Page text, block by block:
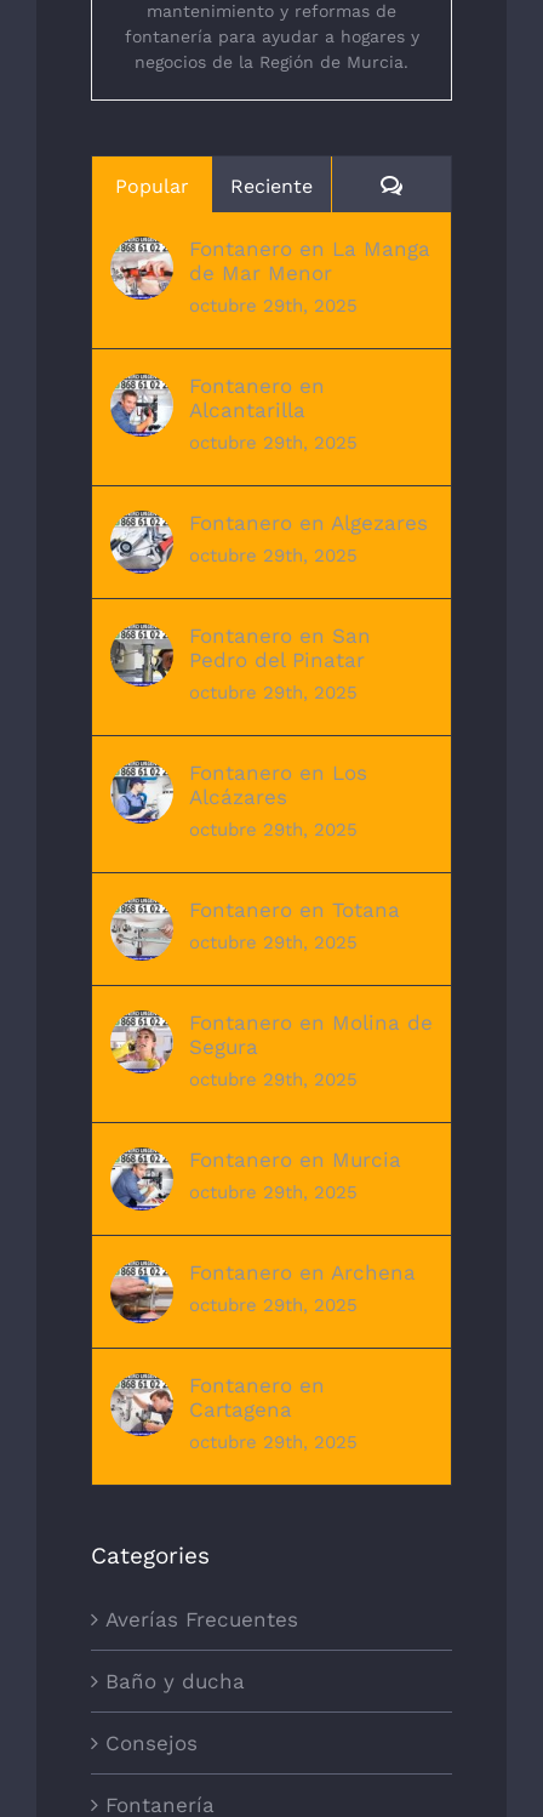
mantenimiento y reformas de
fontanería para ayudar a hogares y
negocios de la Región de Murcia.
Popular Reciente Comentarios
Fontanero en La Manga
de Mar Menor
octubre 29th, 2025
Fontanero en
Alcantarilla
octubre 29th, 2025
Fontanero en Algezares
octubre 29th, 2025
Fontanero en San
Pedro del Pinatar
octubre 29th, 2025
Fontanero en Los
Alcázares
octubre 29th, 2025
Fontanero en Totana
octubre 29th, 2025
Fontanero en Molina de
Segura
octubre 29th, 2025
Fontanero en Murcia
octubre 29th, 2025
Fontanero en Archena
octubre 29th, 2025
Fontanero en
Cartagena
octubre 29th, 2025
Categories
Averías Frecuentes
Baño y ducha
Consejos
Fontanería